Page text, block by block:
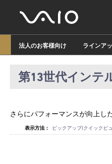
法人のお客様向け ラインア
第13世代インテ
さらにパフォーマンスが向上し
表示方法： ピックアップ(クイックビ